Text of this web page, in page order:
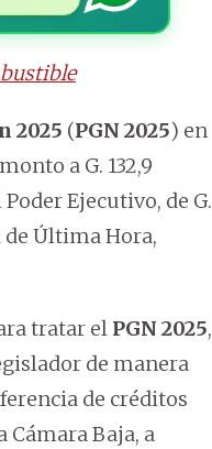
2025 (PGN 2025) en
a G. 132,9
Ejecutivo, de G.
de Última Hora,
tratar el PGN 2025,
de manera
de créditos
Baja, a